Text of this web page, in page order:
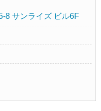
8 サンライズ ビル6F